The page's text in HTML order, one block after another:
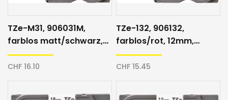
TZe-M31, 906031M,
farblos matt/schwarz,
12mm, Schriftband
CHF 16.10
TZe-132, 906132,
farblos/rot, 12mm,
Schriftband
CHF 15.45